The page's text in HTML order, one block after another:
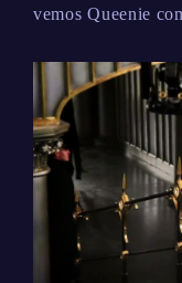
vemos Queenie